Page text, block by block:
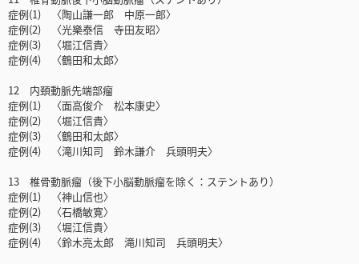
症例(1) 〈陶山謙一郎 中原一郎〉
症例(2) 〈光樂泰信 寺田友昭〉
症例(3) 〈堀江信貴〉
症例(4) 〈鶴田和太郎〉
12 内頚動脈先端部瘤
症例(1) 〈面高俊介 松本康史〉
症例(2) 〈堀江信貴〉
症例(3) 〈鶴田和太郎〉
症例(4) 〈滝川知司 鈴木謙介 兵頭明夫〉
13 椎骨動脈瘤（後下小脳動脈瘤を除く：ステントあり）
症例(1) 〈神山信也〉
症例(2) 〈石橋敏寛〉
症例(3) 〈堀江信貴〉
症例(4) 〈鈴木亮太郎 滝川知司 兵頭明夫〉